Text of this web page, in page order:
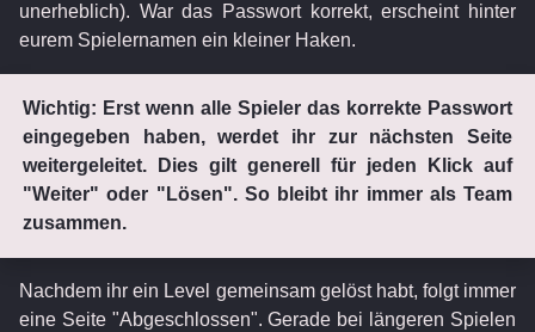
unerheblich). War das Passwort korrekt, erscheint hinter
eurem Spielernamen ein kleiner Haken.
Wichtig: Erst wenn alle Spieler das korrekte Passwort
eingegeben haben, werdet ihr zur nächsten Seite
weitergeleitet. Dies gilt generell für jeden Klick auf
"Weiter" oder "Lösen". So bleibt ihr immer als Team
zusammen.
Nachdem ihr ein Level gemeinsam gelöst habt, folgt immer
eine Seite "Abgeschlossen". Gerade bei längeren Spielen